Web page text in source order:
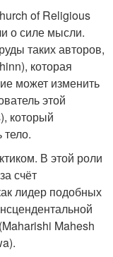
of Religious
о силе мысли.
таких авторов,
которая
может изменить
этой
который
В этой роли
счёт
лидер подобных
Mahesh